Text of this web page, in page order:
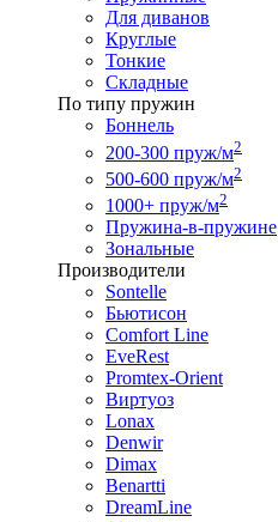
Для диванов
Круглые
Тонкие
Складные
По типу пружин
Боннель
200-300 пруж/м2
500-600 пруж/м2
1000+ пруж/м2
Пружина-в-пружине
Зональные
Производители
Sontelle
Бьютисон
Comfort Line
EveRest
Promtex-Orient
Виртуоз
Lonax
Denwir
Dimax
Benartti
DreamLine